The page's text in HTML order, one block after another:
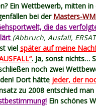
Ein Wettbewerb, mitten
bei der Masters-
die das
(Abbruch, Ausfall,
viel später auf meine
. Ja, sonst nichts…
noch zwei
Dort hättejeder, der
zu 2008 entschied
Ein schönes